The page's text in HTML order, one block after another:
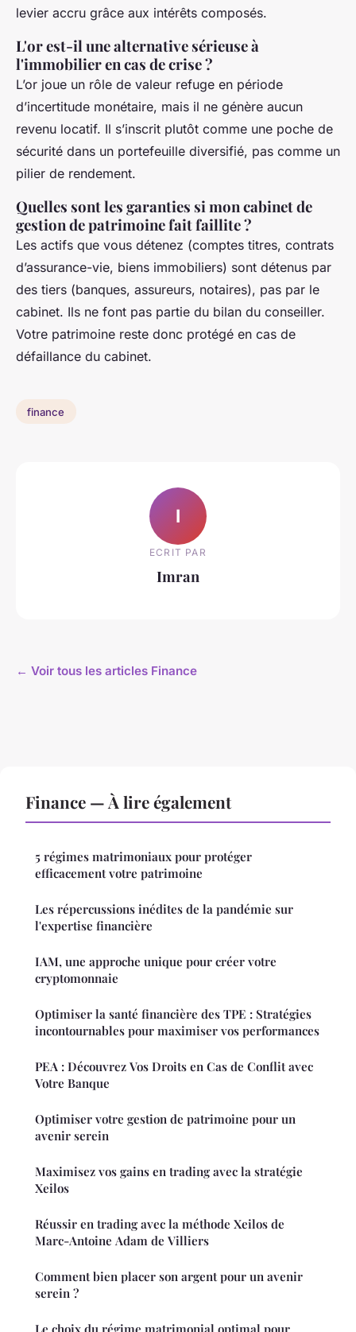
levier accru grâce aux intérêts composés.
L'or est-il une alternative sérieuse à
l'immobilier en cas de crise ?
L’or joue un rôle de valeur refuge en période
d’incertitude monétaire, mais il ne génère aucun
revenu locatif. Il s’inscrit plutôt comme une poche de
sécurité dans un portefeuille diversifié, pas comme un
pilier de rendement.
Quelles sont les garanties si mon cabinet de
gestion de patrimoine fait faillite ?
Les actifs que vous détenez (comptes titres, contrats
d’assurance-vie, biens immobiliers) sont détenus par
des tiers (banques, assureurs, notaires), pas par le
cabinet. Ils ne font pas partie du bilan du conseiller.
Votre patrimoine reste donc protégé en cas de
défaillance du cabinet.
finance
I
ECRIT PAR
Imran
← Voir tous les articles Finance
Finance — À lire également
5 régimes matrimoniaux pour protéger
efficacement votre patrimoine
Les répercussions inédites de la pandémie sur
l'expertise financière
IAM, une approche unique pour créer votre
cryptomonnaie
Optimiser la santé financière des TPE : Stratégies
incontournables pour maximiser vos performances
PEA : Découvrez Vos Droits en Cas de Conflit avec
Votre Banque
Optimiser votre gestion de patrimoine pour un
avenir serein
Maximisez vos gains en trading avec la stratégie
Xeilos
Réussir en trading avec la méthode Xeilos de
Marc-Antoine Adam de Villiers
Comment bien placer son argent pour un avenir
serein ?
Le choix du régime matrimonial optimal pour